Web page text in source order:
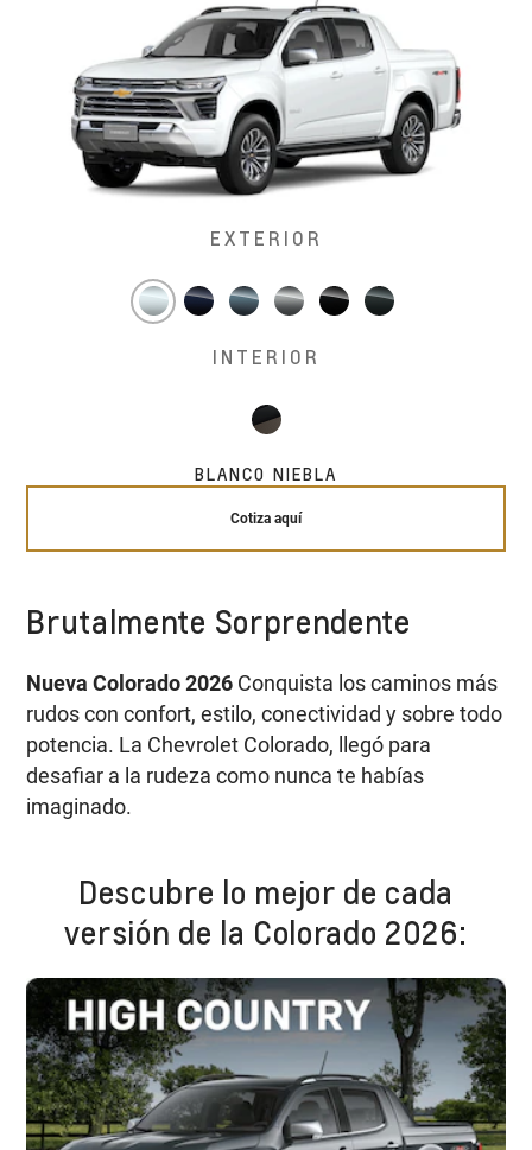
EXTERIOR
INTERIOR
BLANCO NIEBLA
Cotiza aquí
Brutalmente Sorprendente
Nueva Colorado 2026 Conquista los caminos más
rudos con confort, estilo, conectividad y sobre todo
potencia. La Chevrolet Colorado, llegó para
desafiar a la rudeza como nunca te habías
imaginado.
Descubre lo mejor de cada
versión de la Colorado 2026: